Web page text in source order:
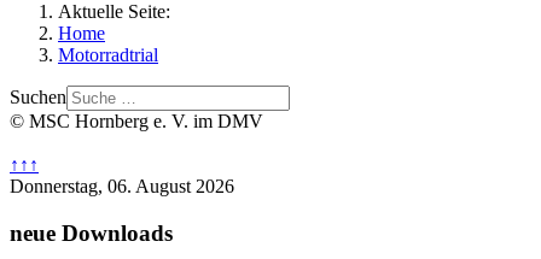
Aktuelle Seite:
Home
Motorradtrial
Suchen
© MSC Hornberg e. V. im DMV
↑↑↑
Donnerstag, 06. August 2026
neue Downloads